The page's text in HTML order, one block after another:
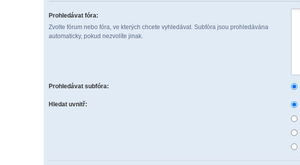
Prohledávat fóra:
Zvolte fórum nebo fóra, ve kterých chcete vyhledávat. Subfóra jsou prohledávána
automaticky, pokud nezvolíte jinak.
Prohledávat subfóra:
Hledat uvnitř: